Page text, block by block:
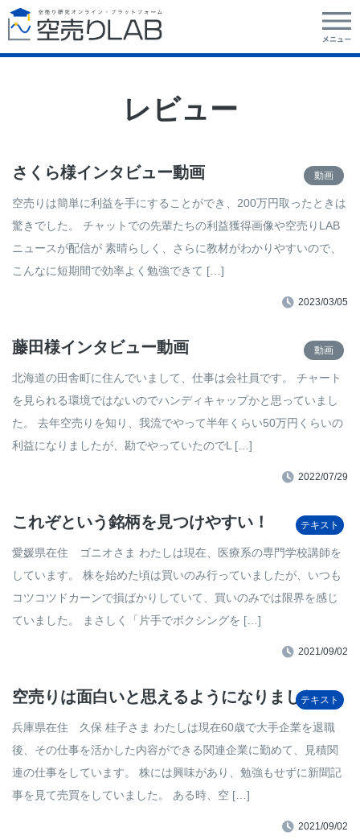
レビュー
動画
さくら様インタビュー動画
空売りは簡単に利益を手にすることができ、200万円取ったときは
驚きでした。 チャットでの先輩たちの利益獲得画像や空売りLAB
ニュースが配信が 素晴らしく、さらに教材がわかりやすいので、
こんなに短期間で効率よく勉強できて […]
2023/03/05
動画
藤田様インタビュー動画
北海道の田舎町に住んでいまして、仕事は会社員です。 チャート
を見られる環境ではないのでハンディキャップかと思っていまし
た。 去年空売りを知り、我流でやって半年くらい50万円くらいの
利益になりましたが、勘でやっていたのでL […]
2022/07/29
テキスト
これぞという銘柄を見つけやすい！
愛媛県在住 ゴニオさま わたしは現在、医療系の専門学校講師を
しています。 株を始めた頃は買いのみ行っていましたが、いつも
コツコツドカーンで損ばかりしていて、買いのみでは限界を感じ
ていました。 まさしく「片手でボクシングを […]
2021/09/02
テキスト
空売りは面白いと思えるようになりました！
兵庫県在住 久保 桂子さま わたしは現在60歳で大手企業を退職
後、その仕事を活かした内容ができる関連企業に勤めて、見積関
連の仕事をしています。 株には興味があり、勉強もせずに新聞記
事を見て売買をしていました。 ある時、空 […]
2021/09/02